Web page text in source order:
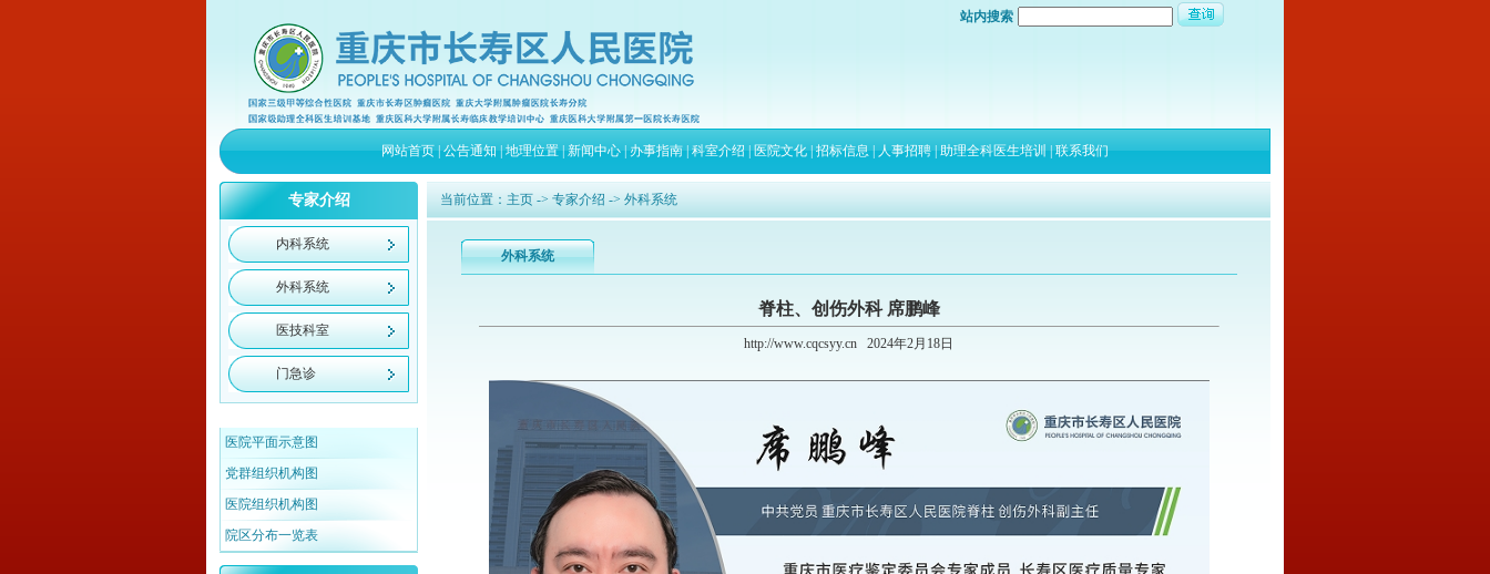
站内搜索
网站首页|公告通知|地理位置|新闻中心|办事指南|科室介绍|医院文化|招标信息|人事招聘|助理全科医生培训|联系我们
专家介绍
内科系统
外科系统
医技科室
门急诊
医院平面示意图
党群组织机构图
医院组织机构图
院区分布一览表
当前位置： 主页 -> 专家介绍 -> 外科系统
外科系统
脊柱、创伤外科 席鹏峰
http://www.cqcsyy.cn 2024年2月18日